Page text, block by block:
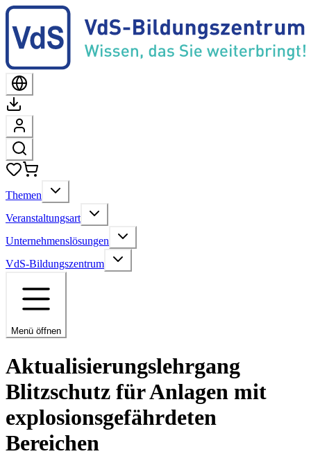
Themen
Veranstaltungsart
Unternehmenslösungen
VdS-Bildungszentrum
Menü öffnen
Aktualisierungslehrgang
Blitzschutz für Anlagen mit
explosionsgefährdeten
Bereichen